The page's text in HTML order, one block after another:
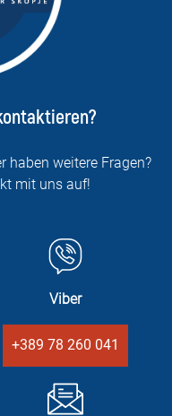
haben weitere Fragen?
mit uns auf!
Viber
+389 78 260 041